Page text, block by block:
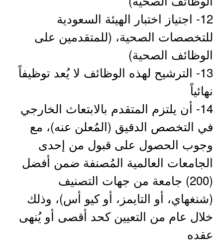
12- اجتياز اختبار الهيئة السعودية
للتخصصات الصحية، (للمتقدمين على
الوظائف الصحية)
13- الترشيح لهذه الوظائف لا يُعد توظيفاً
نهائياً
14- أن يلتزم المتقدم بالابتعاث الخارجي
في التخصص الدقيق (المُعلن عنه)، مع
وجوب الحصول على قبول من إحدى
الجامعات العالمية المُصنفة ضمن أفضل
(200) جامعة من جهات التصنيف
(شنغهاي، أو التايمز، أو كيو أس)، وذلك
خلال عام من التعيين كحد أقصى أو يُنهى
عقده